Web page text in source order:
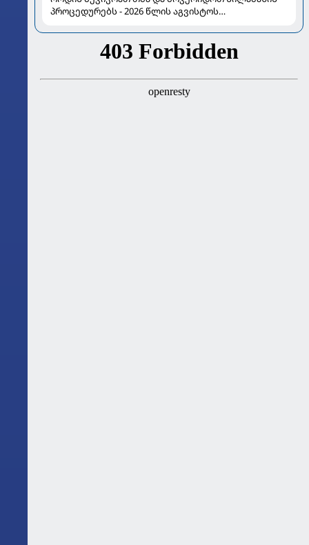
პროცედურებს - 2026 წლის აგვისტოს